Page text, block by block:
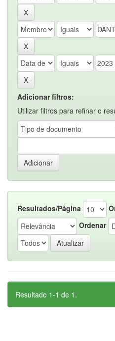
Adicionar filtros:
Utilizar filtros para refinar o
Resultados/Página
Ordenar
Resultado 1-1 de 1.